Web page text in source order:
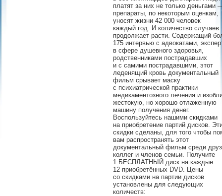
«Психиатрия: индустрия смерти»
«Психиатрический рецепт насилия»
Сообщить о неблагоприятном действии
Бесплатный информационный набор
платят за них не только деньгами
препараты, по некоторым оценкам,
уносят жизни 42 000 человек
каждый год. И количество случаев
продолжает расти. Содержащий
175 интервью с адвокатами,
в сфере душевного здоровья,
родственниками пострадавших
и с самими пострадавшими, этот
леденящий кровь документальный
фильм срывает маску
с психиатрической практики
медикаментозного лечения и
жестокую, но хорошо отлаженную
машину получения денег.
Воспользуйтесь нашими скидками
на приобретение партий дисков.
скидки сделаны, для того чтобы
вам распространять этот
документальный фильм среди
коллег и членов семьи. Получите
1 БЕСПЛАТНЫЙ диск на каждые
12 приобретённых DVD. Цены
со скидками на партии дисков
установлены для следующих
количеств: